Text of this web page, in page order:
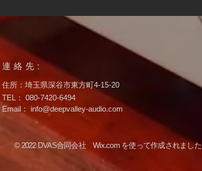
リファレンスイヤホン導入
連絡先:
​住所：埼玉県深谷市東方町4-15-20
TEL： 080-7420-6494
Email： info@deepvalley-audio.com
© 2022 DVAS合同会社 Wix.comを使って作成されました